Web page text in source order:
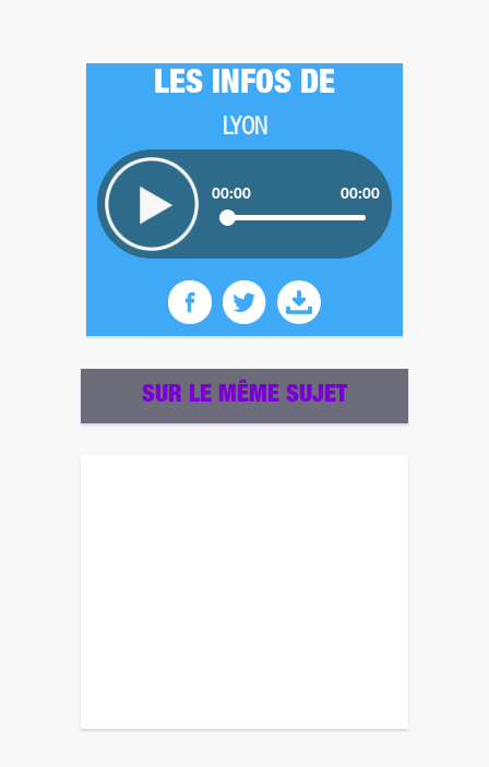
LES INFOS DE
LYON
00:00 00:00
SUR LE MÊME SUJET